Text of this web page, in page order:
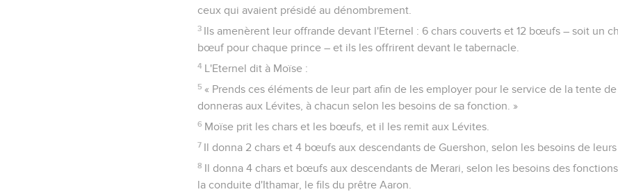
ceux qui avaient présidé au dénombrement.
3 Ils amenèrent leur offrande devant l'Eternel : 6 chars couverts et 12 bœufs – soit un
bœuf pour chaque prince – et ils les offrirent devant le tabernacle.
4 L'Eternel dit à Moïse :
5 « Prends ces éléments de leur part afin de les employer pour le service de la tente
donneras aux Lévites, à chacun selon les besoins de sa fonction. »
6 Moïse prit les chars et les bœufs, et il les remit aux Lévites.
7 Il donna 2 chars et 4 bœufs aux descendants de Guershon, selon les besoins de leurs
8 Il donna 4 chars et bœufs aux descendants de Merari, selon les besoins des
la conduite d'Ithamar, le fils du prêtre Aaron.